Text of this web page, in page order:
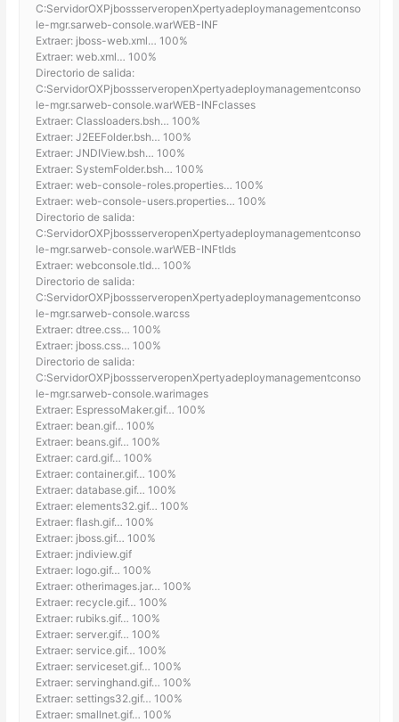
C:ServidorOXPjbossserveropenXpertyadeploymanagementconso
le-mgr.sarweb-console.warWEB-INF
Extraer: jboss-web.xml… 100%
Extraer: web.xml… 100%
Directorio de salida:
C:ServidorOXPjbossserveropenXpertyadeploymanagementconso
le-mgr.sarweb-console.warWEB-INFclasses
Extraer: Classloaders.bsh… 100%
Extraer: J2EEFolder.bsh… 100%
Extraer: JNDIView.bsh… 100%
Extraer: SystemFolder.bsh… 100%
Extraer: web-console-roles.properties… 100%
Extraer: web-console-users.properties… 100%
Directorio de salida:
C:ServidorOXPjbossserveropenXpertyadeploymanagementconso
le-mgr.sarweb-console.warWEB-INFtlds
Extraer: webconsole.tld… 100%
Directorio de salida:
C:ServidorOXPjbossserveropenXpertyadeploymanagementconso
le-mgr.sarweb-console.warcss
Extraer: dtree.css… 100%
Extraer: jboss.css… 100%
Directorio de salida:
C:ServidorOXPjbossserveropenXpertyadeploymanagementconso
le-mgr.sarweb-console.warimages
Extraer: EspressoMaker.gif… 100%
Extraer: bean.gif… 100%
Extraer: beans.gif… 100%
Extraer: card.gif… 100%
Extraer: container.gif… 100%
Extraer: database.gif… 100%
Extraer: elements32.gif… 100%
Extraer: flash.gif… 100%
Extraer: jboss.gif… 100%
Extraer: jndiview.gif
Extraer: logo.gif… 100%
Extraer: otherimages.jar… 100%
Extraer: recycle.gif… 100%
Extraer: rubiks.gif… 100%
Extraer: server.gif… 100%
Extraer: service.gif… 100%
Extraer: serviceset.gif… 100%
Extraer: servinghand.gif… 100%
Extraer: settings32.gif… 100%
Extraer: smallnet.gif… 100%